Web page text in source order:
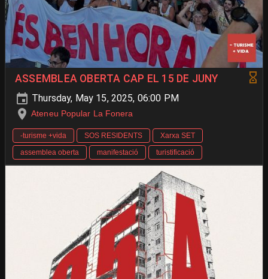
ASSEMBLEA OBERTA CAP EL 15 DE JUNY
Thursday, May 15, 2025, 06:00 PM
Ateneu Popular La Fonera
-turisme +vida SOS RESIDENTS
Xarxa SET
assemblea oberta
manifestació turistificació